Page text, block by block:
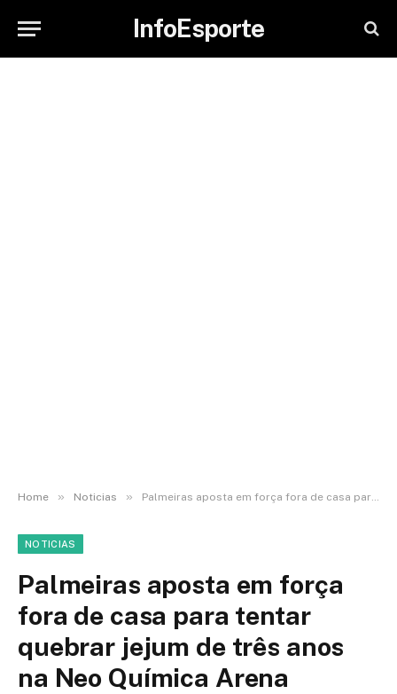
InfoEsporte
Home » Noticias » Palmeiras aposta em força fora de casa para tentar quebrar jejum de três anos na Neo Química Arena
NOTICIAS
Palmeiras aposta em força
fora de casa para tentar
quebrar jejum de três anos
na Neo Química Arena